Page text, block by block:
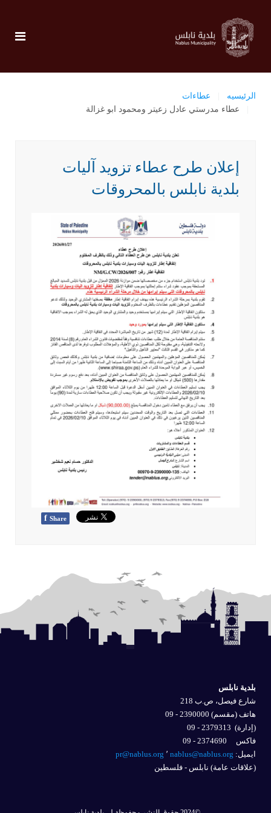
الرئيسيه
عطاءات
عطاء مدرستي عادل زعيتر ومحمود ابو غزالة
إعلان طرح عطاء تزويد آليات
بلدية نابلس بالمحروقات
f Share
بلدية نابلس
شارع فيصل، ص.ب 218
هاتف (مقسم) 2390000 - 09
(إدارة)
فاكس 2374690 - 09
ايميل: nablus@nablus.org
pr@nablus.org
(علاقات عامة) نابلس - فلسطين